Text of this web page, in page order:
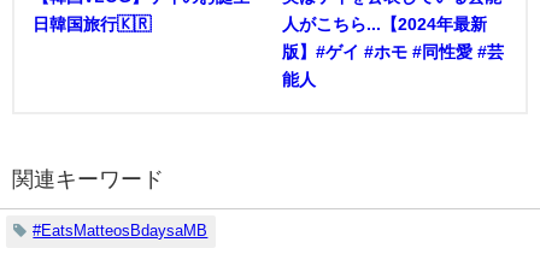
日韓国旅行🇰🇷
人がこちら...【2024年最新
版】#ゲイ #ホモ #同性愛 #芸
能人
関連キーワード
#EatsMatteosBdaysaMB